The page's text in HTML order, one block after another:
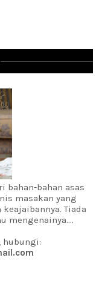
bahan-bahan asas
masakan yang
Tiada
mengenainya....
hubungi: